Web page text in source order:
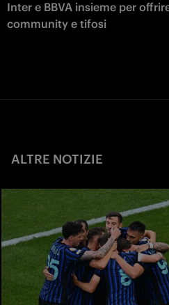
Inter e BBVA insieme per
community e tifosi
ALTRE NOTIZIE